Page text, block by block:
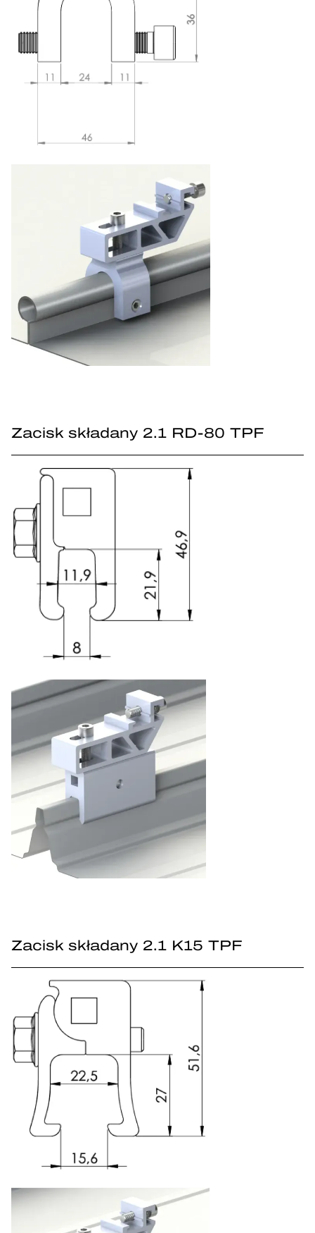
Zacisk składany 2.1 RD-80 TPF
Zacisk składany 2.1 K15 TPF